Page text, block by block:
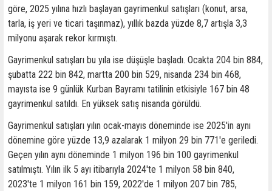
göre, 2025 yılına hızlı başlayan gayrimenkul satışları (konut, arsa,
tarla, iş yeri ve ticari taşınmaz), yıllık bazda yüzde 8,7 artışla 3,3
milyonu aşarak rekor kırmıştı.
Gayrimenkul satışları bu yıla ise düşüşle başladı. Ocakta 204 bin 884,
şubatta 222 bin 842, martta 200 bin 529, nisanda 234 bin 468,
mayısta ise 9 günlük Kurban Bayramı tatilinin etkisiyle 167 bin 48
gayrimenkul satıldı. En yüksek satış nisanda görüldü.
Gayrimenkul satışları yılın ocak-mayıs döneminde ise 2025'in aynı
dönemine göre yüzde 13,9 azalarak 1 milyon 29 bin 771'e geriledi.
Geçen yılın aynı döneminde 1 milyon 196 bin 100 gayrimenkul
satılmıştı. Yılın ilk 5 ayı itibarıyla 2024'te 1 milyon 58 bin 840,
2023'te 1 milyon 161 bin 159, 2022'de 1 milyon 207 bin 785,